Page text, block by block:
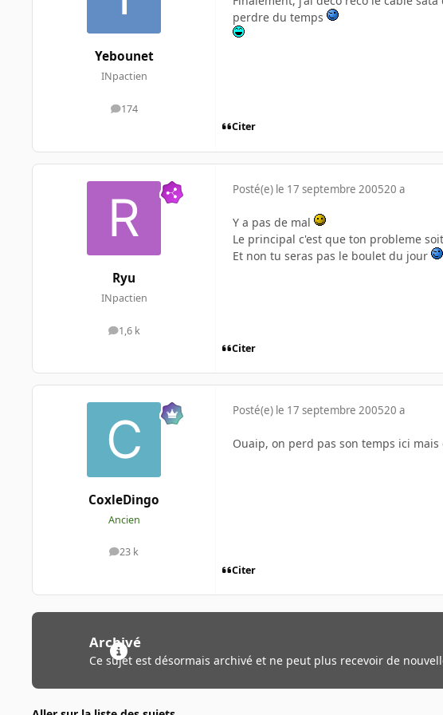
Yebounet
INpactien
174
messages
perdre du temps
Citer
Ryu
INpactien
1,6 k
messages
Posté(e) le 17 septembre 200520 a
Y a pas de mal
Le principal c'est que ton probleme
Et non tu seras pas le boulet du jour
Citer
CoxleDingo
Ancien
23 k
messages
Posté(e) le 17 septembre 200520 a
Ouaip, on perd pas son temps ici
Citer
Archivé
Ce sujet est désormais archivé et ne peut plus recevoir de